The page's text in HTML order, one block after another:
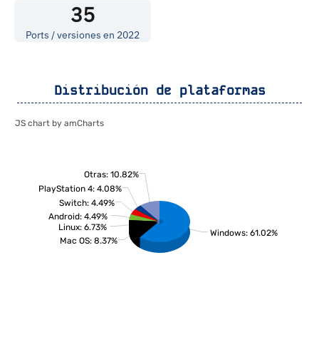
35
Ports / versiones en 2022
Distribución de plataformas
Otras: 10.82%
PlayStation 4: 4.08%
Switch: 4.49%
Android: 4.49%
Linux: 6.73%
Mac OS: 8.37%
Windows: 61.02%
JS chart by amCharts